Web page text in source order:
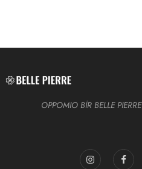
OPPOMIO BİR BELLE